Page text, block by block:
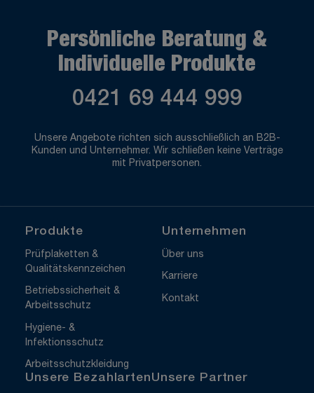
Persönliche Beratung &
Individuelle Produkte
0421 69 444 999
Unsere Angebote richten sich ausschließlich an B2B-
Kunden und Unternehmer. Wir schließen keine Verträge
mit Privatpersonen.
Produkte
Prüfplaketten &
Qualitätskennzeichen
Betriebssicherheit &
Arbeitsschutz
Hygiene- &
Infektionsschutz
Arbeitsschutzkleidung
Unternehmen
Über uns
Karriere
Kontakt
Unsere BezahlartenUnsere Partner